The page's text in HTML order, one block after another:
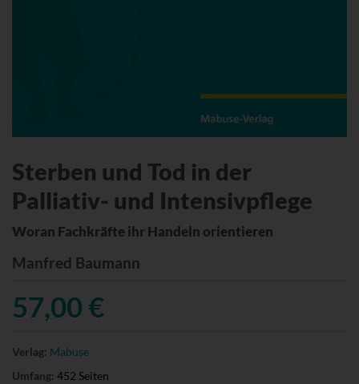
Sterben und Tod in der
Palliativ- und Intensivpflege
Woran Fachkräfte ihr Handeln orientieren
Manfred Baumann
57,00 €
Verlag: Mabuse
Umfang: 452 Seiten